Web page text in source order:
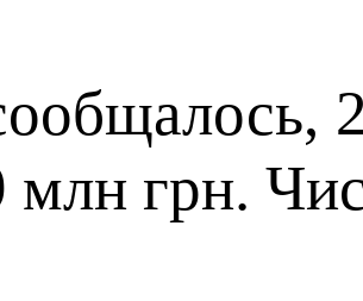
млн грн.